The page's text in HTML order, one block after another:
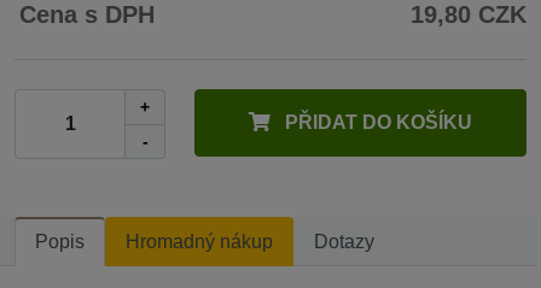
Cena s DPH 19,80 CZK
+
-
PŘIDAT DO KOŠÍKU
Popis Hromadný nákup Dotazy